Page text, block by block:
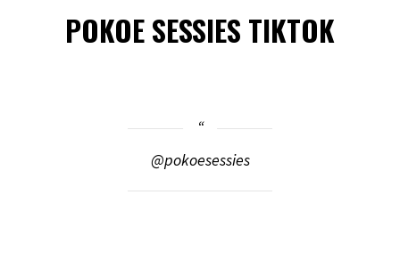
POKOE SESSIES TIKTOK
@pokoesessies